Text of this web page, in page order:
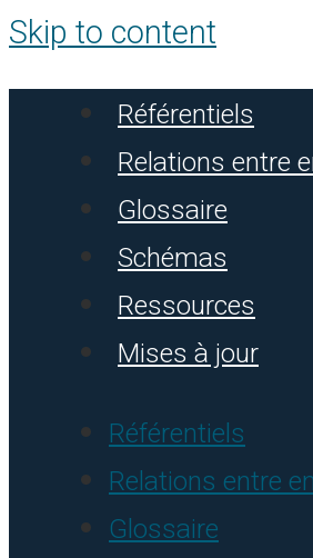
Skip to content
Référentiels
Relations entre
Glossaire
Schémas
Ressources
Mises à jour
Référentiels
Relations entre
Glossaire